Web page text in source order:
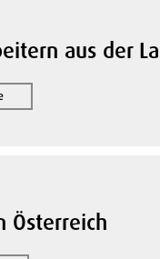
aus der
Österreich